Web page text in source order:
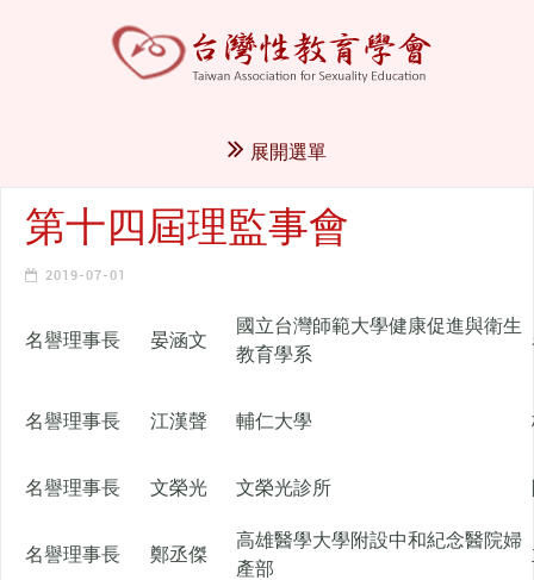
展開選單
第十四屆理監事會
2019-07-01
名譽理事長 晏涵文
國立台灣師範大學健康促進與衛生
教育學系
名譽理事長 江漢聲 輔仁大學
名譽理事長 文榮光 文榮光診所
名譽理事長 鄭丞傑
高雄醫學大學附設中和紀念醫院婦
產部